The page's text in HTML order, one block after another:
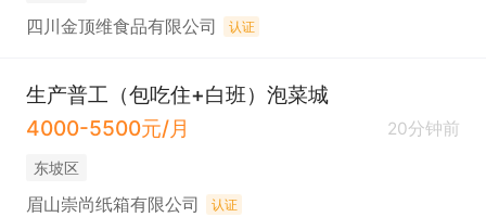
四川金顶维食品有限公司 认证
生产普工（包吃住+白班）泡菜城
4000-5500元/月
20分钟前
东坡区
眉山崇尚纸箱有限公司 认证